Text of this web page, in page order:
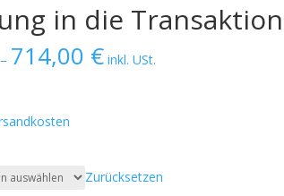
in die
– 714,00 € inkl. USt.
Zurücksetzen